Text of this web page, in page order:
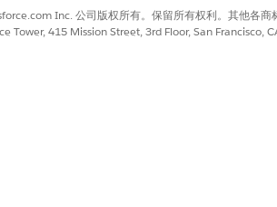
Inc. 公司版权所有。保留所有权利。其他各商
Tower, 415 Mission Street, 3rd Floor, San Francisco,